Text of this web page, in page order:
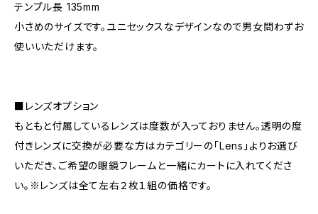
テンプル長 135mm
小さめのサイズです。ユニセックスなデザインなので男女問わずお
使いいただけます。
■レンズオプション
もともと付属しているレンズは度数が入っておりません。透明の度
付きレンズに交換が必要な方はカテゴリーの「Lens」よりお選び
いただき、ご希望の眼鏡フレームと一緒にカートに入れてくださ
い。※レンズは全て左右２枚１組の価格です。